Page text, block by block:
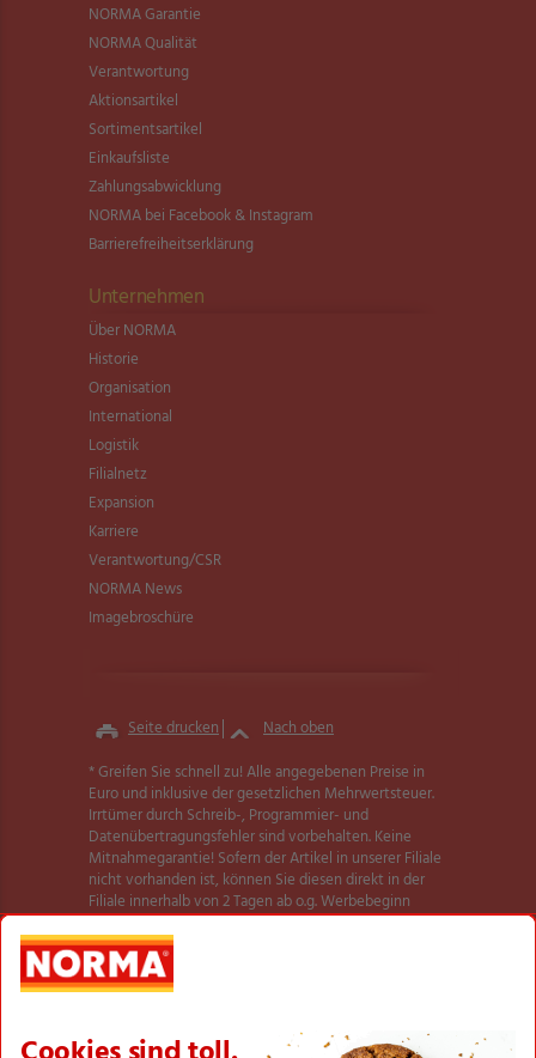
NORMA Garantie
NORMA Qualität
Verantwortung
Aktionsartikel
Sortimentsartikel
Einkaufsliste
Zahlungsabwicklung
NORMA bei Facebook & Instagram
Barrierefreiheitserklärung
Unternehmen
Über NORMA
Historie
Organisation
International
Logistik
Filialnetz
Expansion
Karriere
Verantwortung/CSR
NORMA News
Imagebroschüre
Seite drucken
Nach oben
* Greifen Sie schnell zu! Alle angegebenen Preise in
Euro und inklusive der gesetzlichen Mehrwertsteuer.
Irrtümer durch Schreib-, Programmier- und
Datenübertragungsfehler sind vorbehalten. Keine
Mitnahmegarantie! Sofern der Artikel in unserer Filiale
nicht vorhanden ist, können Sie diesen direkt in der
Filiale innerhalb von 2 Tagen ab o.g. Werbebeginn
bestellen und zwar ohne Kaufzwang. Es ist nicht
ausgeschlossen, dass Sie einzelne Artikel zu Beginn der
Werbeaktion unerwartet und ausnahmsweise in einer
Filiale nicht vorfinden. Wir helfen Ihnen gerne weiter.
Aktionsartikel finden Sie auf
dieser Seite